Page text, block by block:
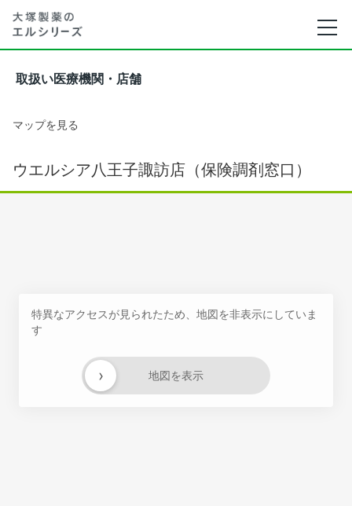
取扱い医療機関・店舗
マップを見る
ウエルシア八王子諏訪店（保険調剤窓口）
特異なアクセスが見られたため、地図を非表示にしていま
す
地図を表示
›